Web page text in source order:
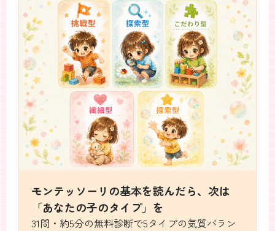
モンテッソーリの基本を読んだら、 次は
「あなたの子のタイプ」を
31問・約5分の無料診断で5タイプの気質バラン